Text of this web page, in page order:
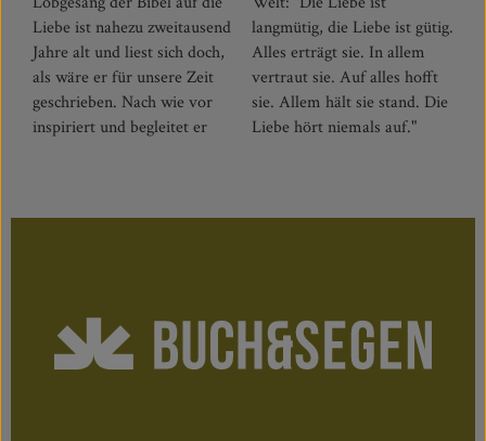
Liebe ist nahezu zweitausend
Jahre alt und liest sich doch,
als wäre er für unsere Zeit
geschrieben. Nach wie vor
inspiriert und begleitet er
langmütig, die Liebe ist gütig.
Alles erträgt sie. In allem
vertraut sie. Auf alles hofft
sie. Allem hält sie stand. Die
Liebe hört niemals auf."